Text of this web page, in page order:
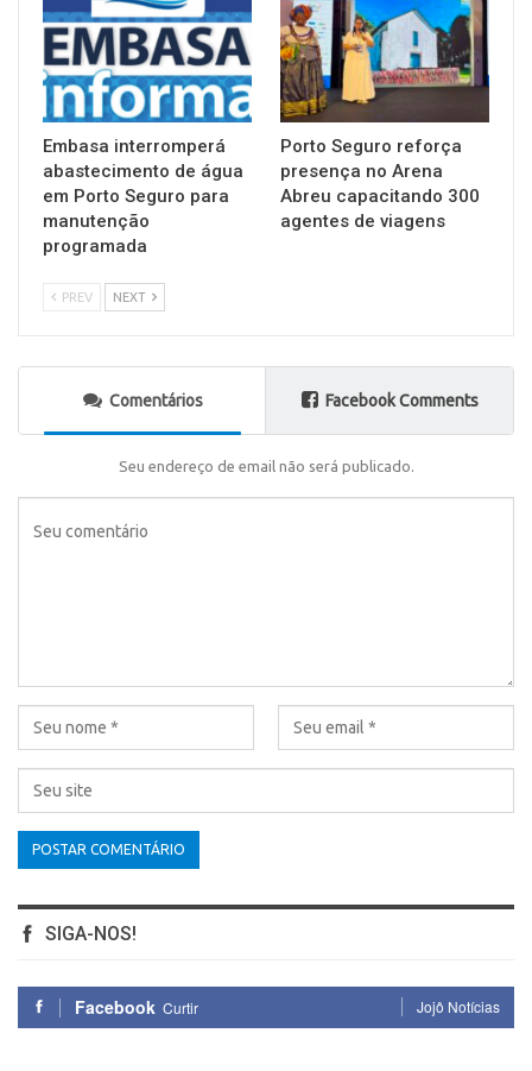
Embasa interromperá
abastecimento de água
em Porto Seguro para
manutenção
programada
Porto Seguro reforça
presença no Arena
Abreu capacitando 300
agentes de viagens
PREV NEXT
Comentários Facebook Comments
Seu endereço de email não será publicado.
SIGA-NOS!
Facebook Curtir Jojô Notícias